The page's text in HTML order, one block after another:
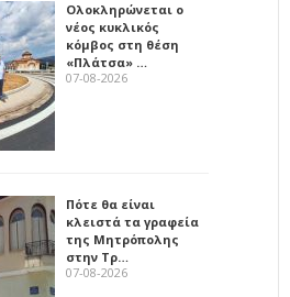
Ολοκληρώνεται ο
νέος κυκλικός
κόμβος στη θέση
«Πλάτσα» …
07-08-2026
Πότε θα είναι
κλειστά τα γραφεία
της Μητρόπολης
στην Τρ…
07-08-2026